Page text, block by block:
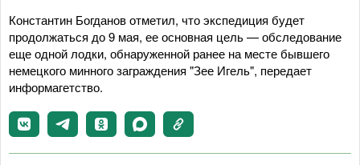
Константин Богданов отметил, что экспедиция будет
продолжаться до 9 мая, ее основная цель — обследование
еще одной лодки, обнаруженной ранее на месте бывшего
немецкого минного заграждения "Зее Игель", передает
информагетство.